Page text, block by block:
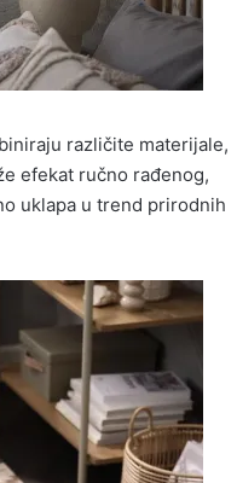
različite materijale,
efekat ručno rađenog,
uklapa u trend prirodnih